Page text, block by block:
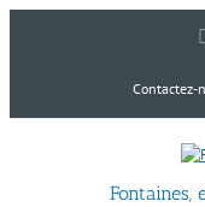
Contactez-
Fontaines,